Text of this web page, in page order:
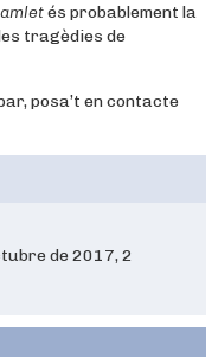
és probablement la
tragèdies de
posa’t en contacte
de 2017, 2